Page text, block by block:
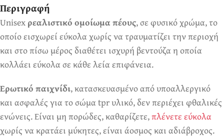
Ερωτικά Παιχνίδια
Πάντα! Black Friday!
Περιγραφή
Unisexρεαλιστικό ομοίωμα πέους, σε φυσικό χρώμα, το
οποίο εισχωρεί εύκολα χωρίς να τραυματίζει την περιοχή
και στο πίσω μέρος διαθέτει ισχυρή βεντούζα η οποία
κολλάει εύκολα σε κάθε λεία επιφάνεια.
Ερωτικό παιχνίδι, κατασκευασμένο από υποαλλεργικό
και ασφαλές για το σώμα tpr υλικό, δεν περιέχει φθαλικές
ενώνεις. Είναι μη πορώδες, καθαρίζετε,πλένετε εύκολα
χωρίς να κρατάει μύκητες, είναι άοσμος και αδιάβροχος.